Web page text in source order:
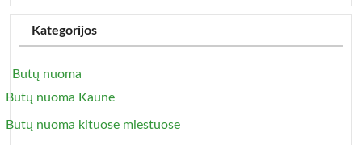
Kategorijos
Butų nuoma
Butų nuoma Kaune
Butų nuoma kituose miestuose